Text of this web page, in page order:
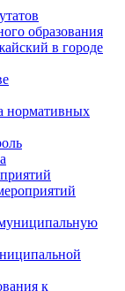
образования
в городе
нормативных
к